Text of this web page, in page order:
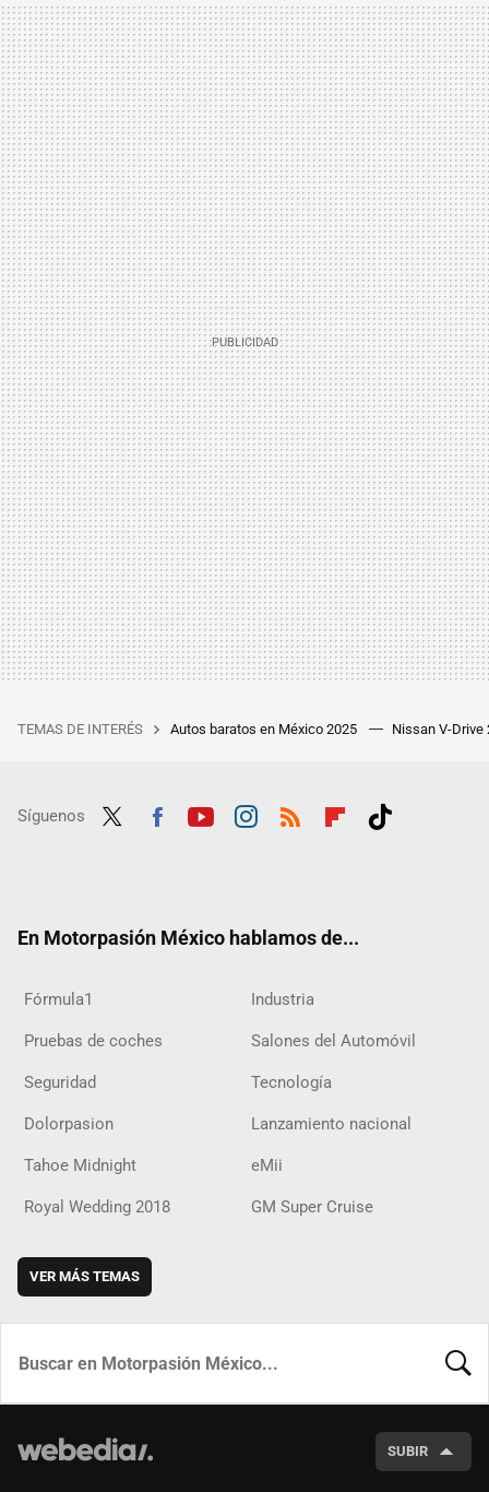
TEMAS DE INTERÉS Autos baratos en México 2025 Nissan V-Drive
Síguenos
En Motorpasión México hablamos de...
Fórmula1 Industria
Pruebas de coches Salones del Automóvil
Seguridad Tecnología
Dolorpasion Lanzamiento nacional
Tahoe Midnight eMii
Royal Wedding 2018 GM Super Cruise
VER MÁS TEMAS
SUBIR